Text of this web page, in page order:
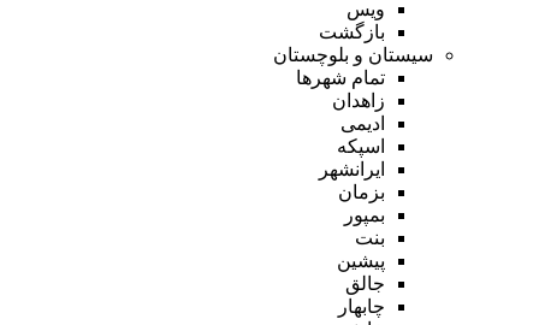
ویس
بازگشت
سیستان و بلوچستان
تمام شهر‌ها
زاهدان
ادیمی
اسپکه
ایرانشهر
بزمان
بمپور
بنت
پیشین
جالق
چابهار